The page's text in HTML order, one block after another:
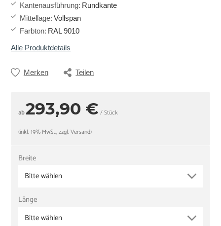
Kantenausführung: Rundkante
Mittellage: Vollspan
Farbton: RAL 9010
Alle Produktdetails
Merken Teilen
ab293,90 € / Stück
(inkl. 19% MwSt., zzgl. Versand)
Breite
Bitte wählen
Länge
Bitte wählen